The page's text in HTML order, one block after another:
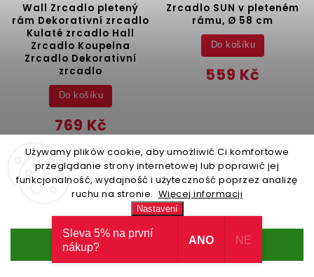
Używamy plików cookie, aby umożliwić Ci komfortowe
przeglądanie strony internetowej lub poprawić jej
funkcjonalność, wydajność i użyteczność poprzez analizę
ruchu na stronie. Więcej informacji
Nastavení
Wall Zrcadlo pletený
rám Dekorativní zrcadlo
Kulaté zrcadlo Hall
Zrcadlo Koupelna
Zrcadlo Dekorativní
zrcadlo
769 Kč
Do košíku
Zrcadlo SUN v pleteném
rámu, Ø 58 cm
559 Kč
Do košíku
VÝHODNÁ
Sleva 5% na první
nákup?
ANO NE